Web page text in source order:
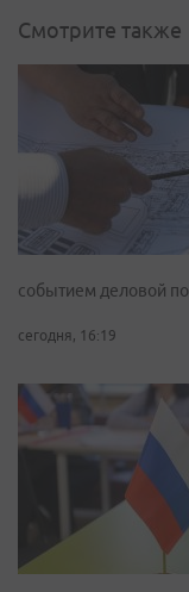
Смотрите также
событием деловой
сегодня, 16:19